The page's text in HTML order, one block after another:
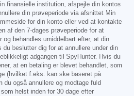
finansielle institution, afspejle din kontos
din prøveperiode via afsnittet Min
for din konto eller ved at kontakte
af den 7-dages prøveperiode for at
og behandles umiddelbart efter, at din
du beslutter dig for at annullere under din
adgangen til SpyHunter. Hvis du
at en betaling er blevet behandlet, som
(hvilket f.eks. kan ske baseret på
du også annullere og modtage fuld
helst inden for 30 dage efter